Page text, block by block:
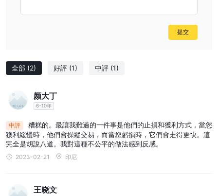
: OctaPrime提供全球股票指數的接入，讓交易者能夠推測英國
的機會，使他們能夠在不擁有標的資產的情況下推測熱門公司股票的
商品：
OctaPrime提供更廣泛的商品，包括貴金屬、能源、農產品
和軟商品。
務，旨在滿足客戶的多樣化需求。
這些服務包括財富管理，為客戶提供專家指導，以增長和保護其
資產。
戶能夠優化其投資組合，以獲得長期財務成功。
全部 (2) 好評 (1) 中評 (1)
颜大丁
6-10年
中評
糟糕的。最讓我難過的一件事是他們的止損和獲利方式，當您
獲利緩慢時，他們會操縱交易，而當您虧損時，它們會走得更快。這
完全是胡說八道。我對這種不公平的做法感到反感。
2023-02-21 印尼
王晓文
提交